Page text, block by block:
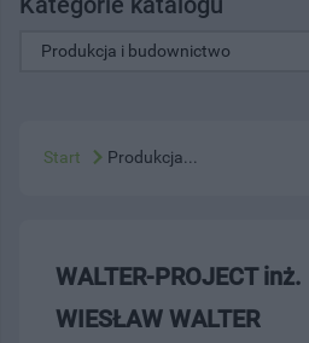
Start Produkcja...
WALTER-PROJECT inż.
WIESŁAW WALTER